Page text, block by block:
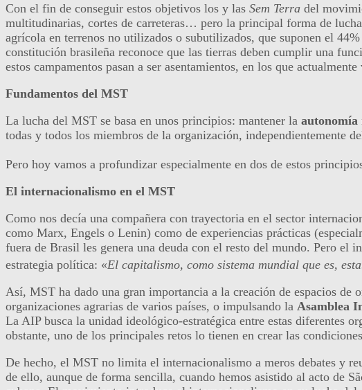
Con el fin de conseguir estos objetivos los y las Sem Terra del
multitudinarias, cortes de carreteras… pero la principal forma de
agrícola en terrenos no utilizados o subutilizados, que suponen el
constitución brasileña reconoce que las tierras deben cumplir una
estos campamentos pasan a ser asentamientos, en los que
Fundamentos del MST
La lucha del MST se basa en unos principios: mantener la autonomía
todas y todos los miembros de la organización, independientemente
Pero hoy vamos a profundizar especialmente en dos de estos
El internacionalismo en el MST
Como nos decía una compañera con trayectoria en el sector
como Marx, Engels o Lenin) como de experiencias prácticas
fuera de Brasil les genera una deuda con el resto del mundo. Pero el
estrategia política: «El capitalismo, como sistema mundial que es,
Así, MST ha dado una gran importancia a la creación de espacios de
organizaciones agrarias de varios países, o impulsando la Asamblea
La AIP busca la unidad ideológico-estratégica entre estas diferentes
obstante, uno de los principales retos lo tienen en crear las
De hecho, el MST no limita el internacionalismo a meros debates y
de ello, aunque de forma sencilla, cuando hemos asistido al acto de